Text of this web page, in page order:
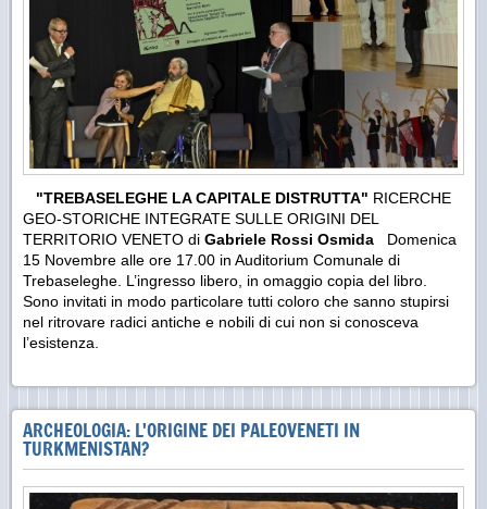
"TREBASELEGHE LA CAPITALE DISTRUTTA" RICERCHE
GEO-STORICHE INTEGRATE SULLE ORIGINI DEL
TERRITORIO VENETO di Gabriele Rossi Osmida Domenica
15 Novembre alle ore 17.00 in Auditorium Comunale di
Trebaseleghe. L’ingresso libero, in omaggio copia del libro.
Sono invitati in modo particolare tutti coloro che sanno stupirsi
nel ritrovare radici antiche e nobili di cui non si conosceva
l’esistenza.
ARCHEOLOGIA: L'ORIGINE DEI PALEOVENETI IN
TURKMENISTAN?